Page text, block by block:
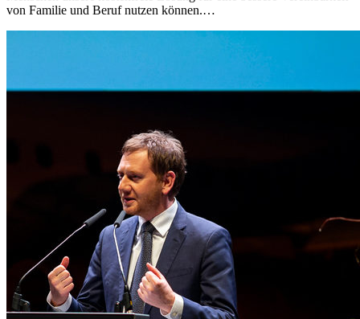
von Familie und Beruf nutzen können.…